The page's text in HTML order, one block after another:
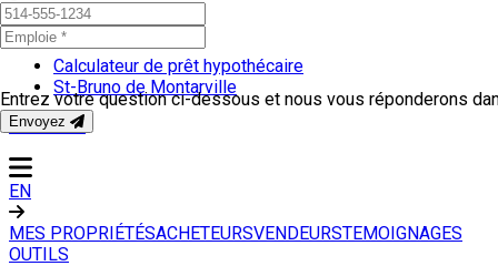
OUTILS
Calculateur de prêt hypothécaire
St-Bruno de Montarville
CONTACT
EN
MES PROPRIÉTÉSACHETEURSVENDEURSTEMOIGNAGES
OUTILS
Entrez votre question ci-dessous et nous vous réponderons
Envoyez